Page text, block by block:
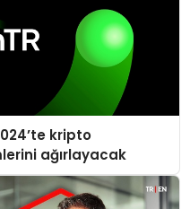
kripto
ağırlayacak